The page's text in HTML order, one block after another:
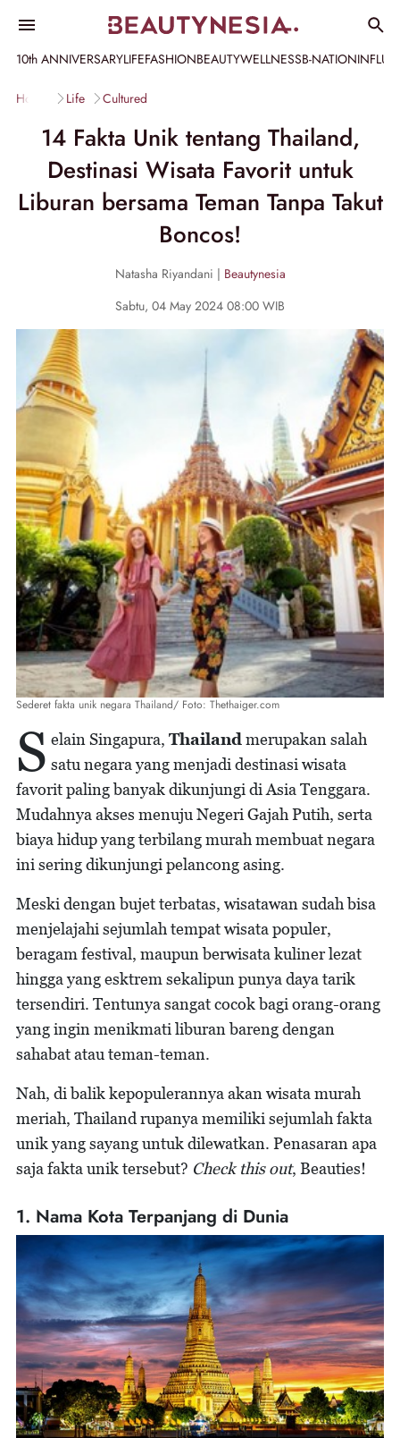
10th ANNIVERSARYLIFEFASHIONBEAUTYWELLNESSB-NATION
Home Life Cultured
14 Fakta Unik tentang Thailand,
Destinasi Wisata Favorit untuk
Liburan bersama Teman Tanpa Takut
Boncos!
Natasha Riyandani | Beautynesia
Sabtu, 04 May 2024 08:00 WIB
Sederet fakta unik negara Thailand/ Foto: Thethaiger.com
S elain Singapura, Thailand merupakan salah
satu negara yang menjadi destinasi wisata
favorit paling banyak dikunjungi di Asia Tenggara.
Mudahnya akses menuju Negeri Gajah Putih, serta
biaya hidup yang terbilang murah membuat negara
ini sering dikunjungi pelancong asing.
Meski dengan bujet terbatas, wisatawan sudah bisa
menjelajahi sejumlah tempat wisata populer,
beragam festival, maupun berwisata kuliner lezat
hingga yang esktrem sekalipun punya daya tarik
tersendiri. Tentunya sangat cocok bagi orang-orang
yang ingin menikmati liburan bareng dengan
sahabat atau teman-teman.
Nah, di balik kepopulerannya akan wisata murah
meriah, Thailand rupanya memiliki sejumlah fakta
unik yang sayang untuk dilewatkan. Penasaran apa
saja fakta unik tersebut? Check this out, Beauties!
1. Nama Kota Terpanjang di Dunia